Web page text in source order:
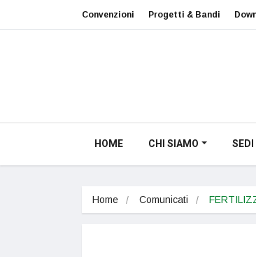
Convenzioni Progetti & Bandi
HOME CHI SIAMO
Home Comunicati